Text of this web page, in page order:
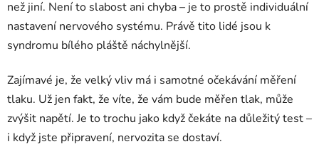
než jiní. Není to slabost ani chyba – je to prostě individuální
nastavení nervového systému. Právě tito lidé jsou k
syndromu bílého pláště náchylnější.
Zajímavé je, že velký vliv má i samotné očekávání měření
tlaku. Už jen fakt, že víte, že vám bude měřen tlak, může
zvýšit napětí. Je to trochu jako když čekáte na důležitý test –
i když jste připravení, nervozita se dostaví.